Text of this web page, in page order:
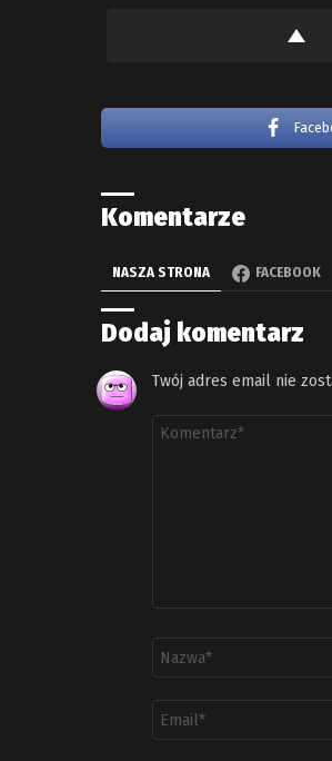
Komentarze
NASZA STRONA FACEBOOK
Dodaj komentarz
Twój adres email nie
Komentarz
email
*